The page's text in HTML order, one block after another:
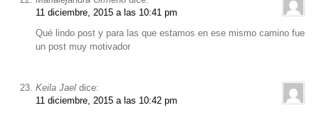
11 diciembre, 2015 a las 10:41 pm
Qué lindo post y para las que estamos en ese mismo camino fue
un post muy motivador
Keila Jael dice:
11 diciembre, 2015 a las 10:42 pm